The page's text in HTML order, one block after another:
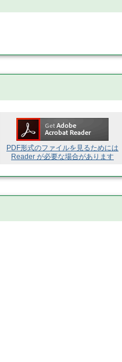
PDF形式のファイルを見るためには
Reader が必要な場合があります